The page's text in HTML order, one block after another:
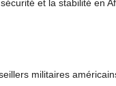
et la stabilité en
militaires